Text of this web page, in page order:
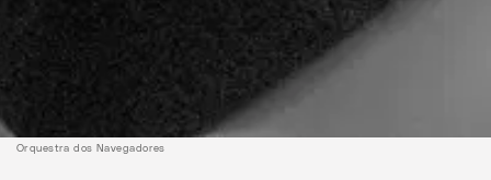
Orquestra dos Navegadores